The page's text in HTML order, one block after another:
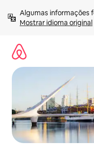
para
Mostrar idioma original